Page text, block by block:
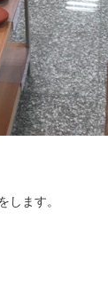
します。